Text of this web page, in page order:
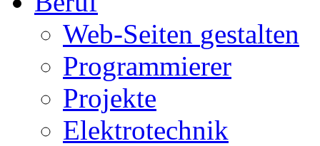
Web-Seiten gestalten
Programmierer
Projekte
Elektrotechnik